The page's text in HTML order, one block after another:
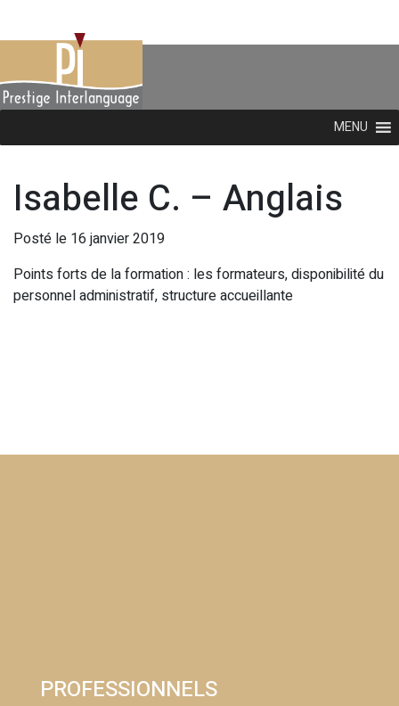
MENU
Isabelle C. – Anglais
Posté le 16 janvier 2019
Points forts de la formation : les formateurs, disponibilité du
personnel administratif, structure accueillante
PROFESSIONNELS